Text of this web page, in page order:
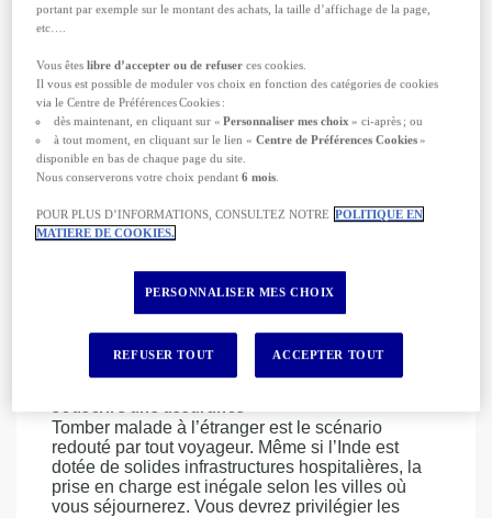
Pourquoi une assurance voyage est-elle
Changer de continent, de culture, de langue,
d’habitudes culinaires et de rythme. Voici ce qui
vous attend une fois posé le pied en Inde. Ce
pays, emblématique de l’Asie du Sud, vous
réserve des premières fois dont vous vous
souviendrez toute votre vie. Celle de pénétrer
dans des temples millénaires à Varanasi,
d’observer les traditions tamoules à Madras, de
marcher le long d’une muraille ocre à Jaisalmer
d’ayurveda à Mysore. Autant d’expériences
insolites qu’il faut vivre pleinement, l’esprit
tranquille. L’assurance voyage Inde vous garantit
un séjour sans risque, uniquement tourné vers la
découverte.
Les autorités françaises recommandent de
souscrire une assurance
Tomber malade à l’étranger est le scénario
redouté par tout voyageur. Même si l’Inde est
dotée de solides infrastructures hospitalières, la
prise en charge est inégale selon les villes où
vous séjournerez. Vous devrez privilégier les
portant par exemple sur le montant des achats, la taille d’affichage de la page,
etc….
Vous êteslibre d’accepter ou de refuser ces cookies.
Il vous est possible de moduler vos choix en fonction des catégories de cookies
via le Centre de Préférences Cookies :
dès maintenant, en cliquant sur « Personnaliser mes choix » ci-après ; ou
à tout moment, en cliquant sur le lien « Centre de Préférences Cookies »
disponible en bas de chaque page du site.
Nous conserverons votre choix pendant6 mois
POUR PLUS D’INFORMATIONS, CONSULTEZ NOTRE POLITIQUE EN
MATIERE DE COOKIES.
PERSONNALISER MES CHOIX
REFUSER TOUT ACCEPTER TOUT